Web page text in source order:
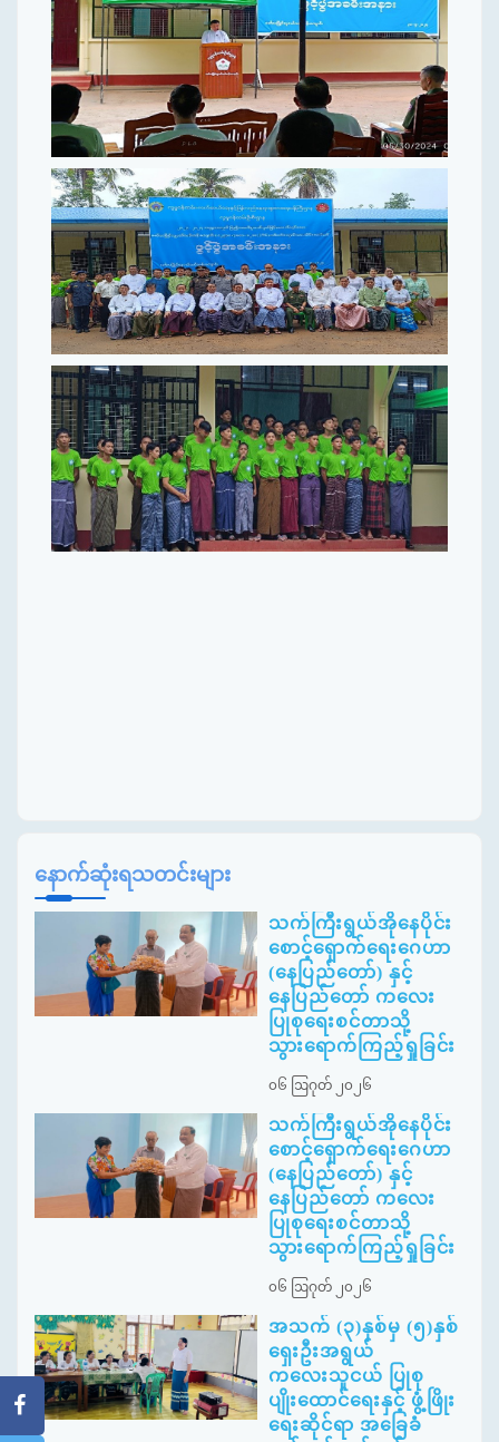
နောက်ဆုံးရသတင်းများ
သက်ကြီးရွယ်အိုနေပိုင်း
စောင့်ရှောက်ရေးဂေဟာ
(နေပြည်တော်) နှင့်
နေပြည်တော် ကလေး
ပြုစုရေးစင်တာသို့
သွားရောက်ကြည့်ရှုခြင်း
၀၆ ဩဂုတ် ၂၀၂၆
သက်ကြီးရွယ်အိုနေပိုင်း
စောင့်ရှောက်ရေးဂေဟာ
(နေပြည်တော်) နှင့်
နေပြည်တော် ကလေး
ပြုစုရေးစင်တာသို့
သွားရောက်ကြည့်ရှုခြင်း
၀၆ ဩဂုတ် ၂၀၂၆
အသက် (၃)နှစ်မှ (၅)နှစ်
ရှေးဦးအရွယ်
ကလေးသူငယ် ပြုစု
ပျိုးထောင်ရေးနှင့် ဖွံ့ဖြိုး
ရေးဆိုင်ရာ အခြေခံ